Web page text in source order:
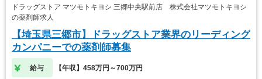
ドラッグストア マツモトキヨシ 三郷中央駅前店 株式会社マツモトキヨシ
の薬剤師求人
【埼玉県三郷市】ドラッグストア業界のリーディング
カンパニーでの薬剤師募集
給与 【年収】458万円～700万円